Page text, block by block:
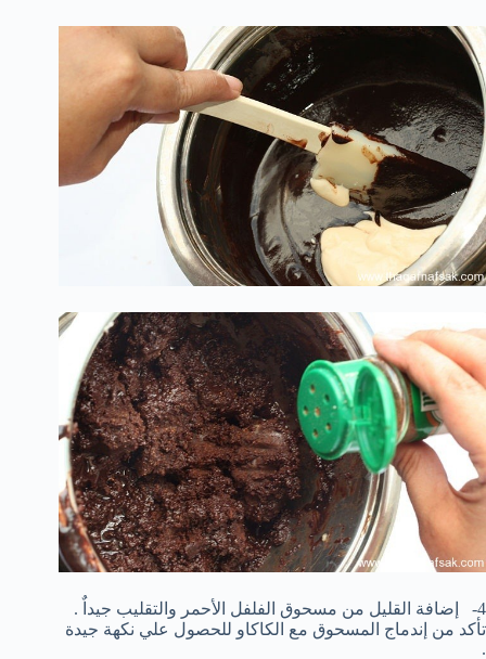
4- إضافة القليل من مسحوق الفلفل الأحمر والتقليب جيداٌ .
تأكد من إندماج المسحوق مع الكاكاو للحصول علي نكهة جيدة
.